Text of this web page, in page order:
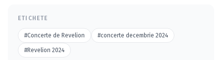
ETICHETE
#Concerte de Revelion #concerte decembrie 2024
#Revelion 2024